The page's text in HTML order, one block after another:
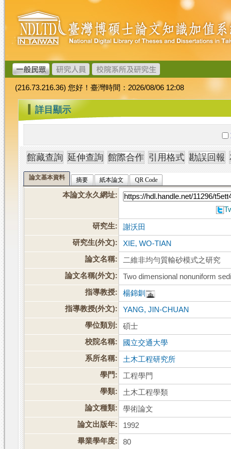
跳
到
主
要
內
容
臺
灣
博
碩
士
論
文
加
值
系
統
(216.73.216.36) 您好！臺灣時間：2026/08/06 12:08
::: 詳目顯示
論文基本資料 摘要 紙本論文 QR Code
本論文永久網址:
研究生:
謝沃田
研究生(外文):
XIE, WO-TIAN
論文名稱:
二維非均勻質輸砂模式之研究
論文名稱(外文):
Two dimensional nonuniform
指導教授:
楊錦釧
指導教授(外文):
YANG, JIN-CHUAN
學位類別:
碩士
校院名稱:
國立交通大學
系所名稱:
土木工程研究所
學門:
工程學門
學類:
土木工程學類
論文種類:
學術論文
論文出版年:
1992
畢業學年度:
80